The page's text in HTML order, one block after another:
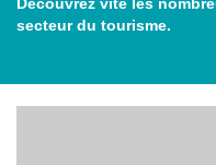
secteur du tourisme.